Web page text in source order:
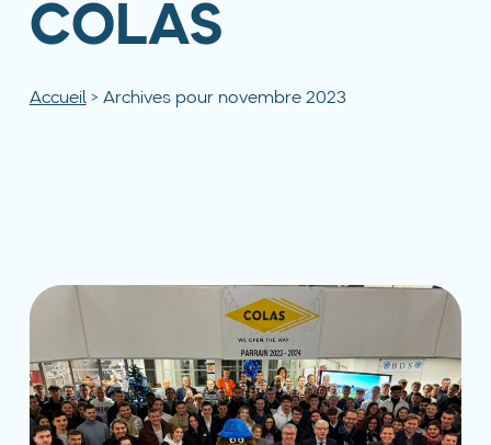
COLAS
Accueil> Archives pour novembre 2023